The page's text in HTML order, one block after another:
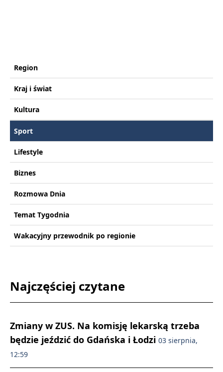
Region
Kraj i świat
Kultura
Sport
Lifestyle
Biznes
Rozmowa Dnia
Temat Tygodnia
Wakacyjny przewodnik po regionie
Najczęściej czytane
Zmiany w ZUS. Na komisję lekarską trzeba
będzie jeździć do Gdańska i Łodzi 03 sierpnia,
12:59